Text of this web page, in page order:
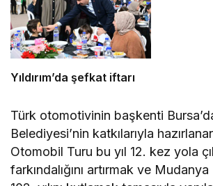
Yıldırım’da şefkat iftarı
Türk otomotivinin başkenti
Belediyesi’nin katkılarıyla
Otomobil Turu bu yıl 12. kez yola
farkındalığını artırmak ve